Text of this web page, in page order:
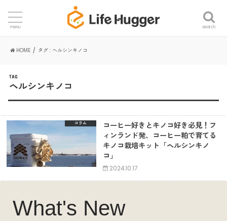
search
menu
HOME タグ : ヘルシンキノコ
TAG
ヘルシンキノコ
コラム
コーヒー好きとキノコ好き必見！フ
ィンランド発、コーヒー粕で育てる
キノコ栽培キット「ヘルシンキノ
コ」
2024.10.17
What's New